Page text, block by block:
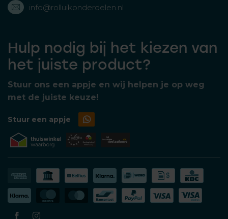
info@rolluikonderdelen.nl
Hulp nodig bij het kiezen van
het juiste product?
Stuur ons een appje en wij helpen je op weg
met de juiste keuze!
Stuur een appje